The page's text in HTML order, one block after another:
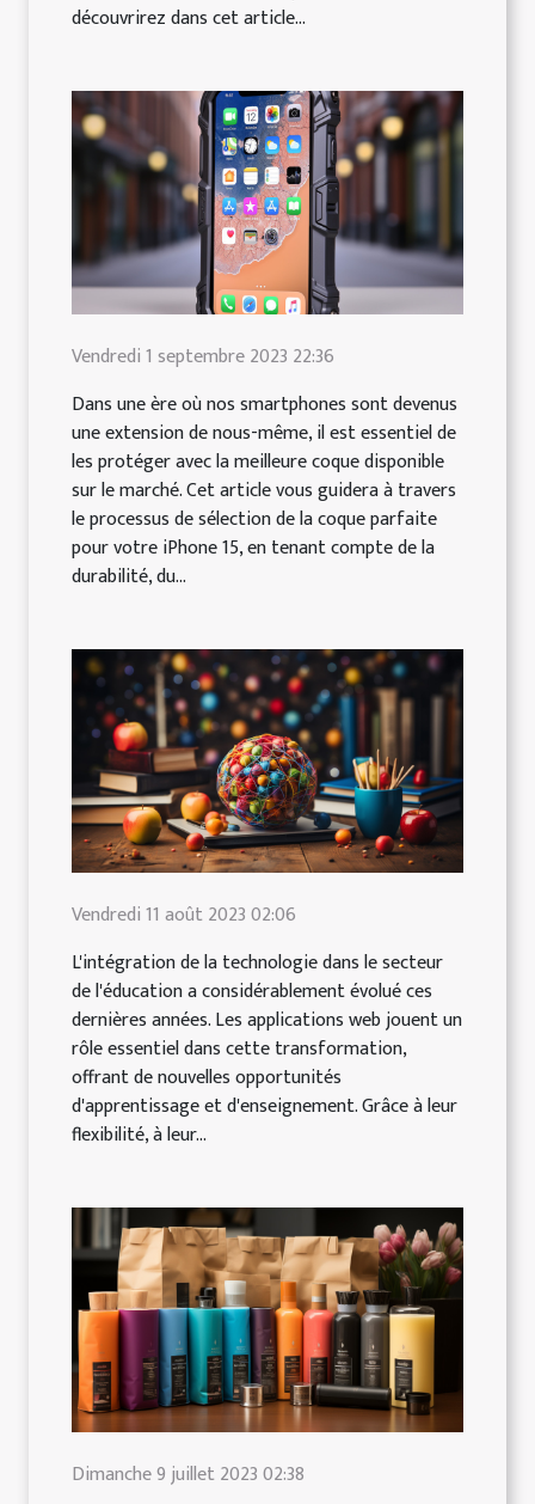
découvrirez dans cet article...
Vendredi 1 septembre 2023 22:36
Dans une ère où nos smartphones sont devenus
une extension de nous-même, il est essentiel de
les protéger avec la meilleure coque disponible
sur le marché. Cet article vous guidera à travers
le processus de sélection de la coque parfaite
pour votre iPhone 15, en tenant compte de la
durabilité, du...
Vendredi 11 août 2023 02:06
L'intégration de la technologie dans le secteur
de l'éducation a considérablement évolué ces
dernières années. Les applications web jouent un
rôle essentiel dans cette transformation,
offrant de nouvelles opportunités
d'apprentissage et d'enseignement. Grâce à leur
flexibilité, à leur...
Dimanche 9 juillet 2023 02:38